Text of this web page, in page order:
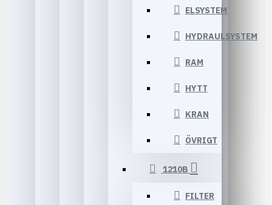
ELSYSTEM
HYDRAULSYSTEM
RAM
HYTT
KRAN
ÖVRIGT
1210B
FILTER